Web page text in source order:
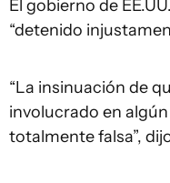
El gobierno de
“detenido
“La insinuación de
involucrado en
totalmente falsa”,